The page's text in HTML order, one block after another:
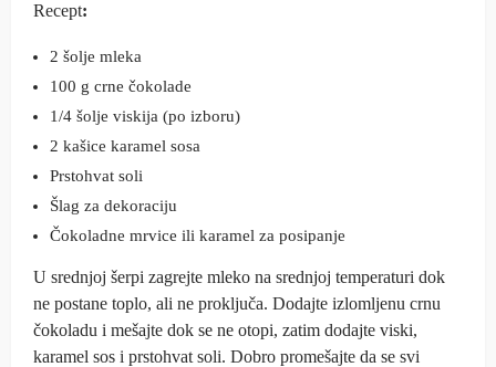
Recept:
2 šolje mleka
100 g crne čokolade
1/4 šolje viskija (po izboru)
2 kašice karamel sosa
Prstohvat soli
Šlag za dekoraciju
Čokoladne mrvice ili karamel za posipanje
U srednjoj šerpi zagrejte mleko na srednjoj temperaturi dok
ne postane toplo, ali ne proključa. Dodajte izlomljenu crnu
čokoladu i mešajte dok se ne otopi, zatim dodajte viski,
karamel sos i prstohvat soli. Dobro promešajte da se svi